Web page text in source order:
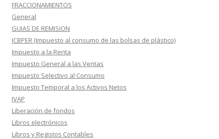
FRACCIONAMIENTOS
General
GUIAS DE REMISION
ICBPER (Impuesto al consumo de las bolsas de plástico)
Impuesto a la Renta
Impuesto General a las Ventas
Impuesto Selectivo al Consumo
Impuesto Temporal a los Activos Netos
IVAP
Liberación de fondos
Libros electrónicos
Libros y Registos Contables